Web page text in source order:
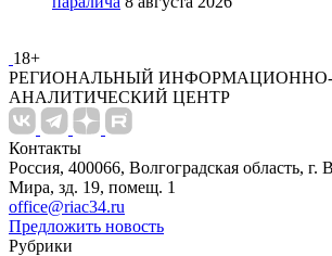
18+
РЕГИОНАЛЬНЫЙ ИНФОРМАЦИОННО-
АНАЛИТИЧЕСКИЙ ЦЕНТР
Контакты
Россия, 400066, Волгоградская область, г.
Мира, зд. 19, помещ. 1
office@riac34.ru
Предложить новость
Рубрики